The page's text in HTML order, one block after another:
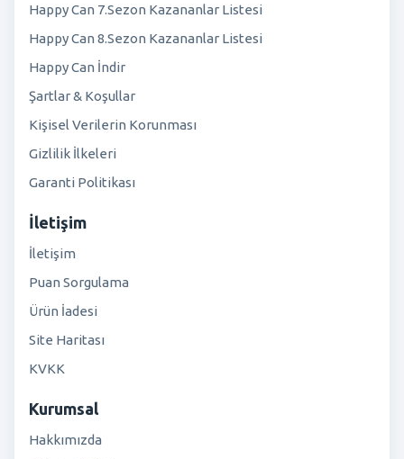
Happy Can 7.Sezon Kazananlar Listesi
Happy Can 8.Sezon Kazananlar Listesi
Happy Can İndir
Şartlar & Koşullar
Kişisel Verilerin Korunması
Gizlilik İlkeleri
Garanti Politikası
İletişim
İletişim
Puan Sorgulama
Ürün İadesi
Site Haritası
KVKK
Kurumsal
Hakkımızda